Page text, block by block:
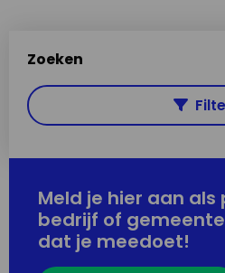
Zoeken
Meld je hier aan
bedrijf of
dat je meedoet!